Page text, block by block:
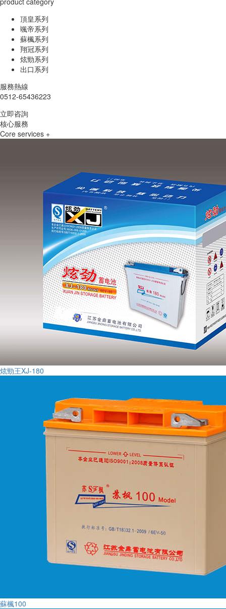
頂皇系列
颯帝系列
蘇楓系列
翔冠系列
炫勁系列
出口系列
服務熱線
0512-65436223
立即咨詢
核心服務
Core services +
炫勁王XJ-180
蘇楓100